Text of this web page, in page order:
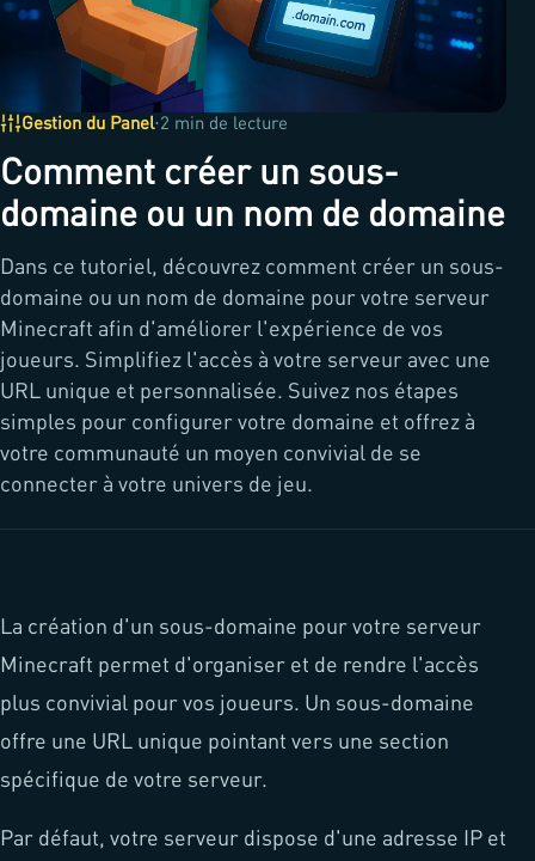
Gestion du Panel·2 min de lecture
Comment créer un sous-
domaine ou un nom de domaine
Dans ce tutoriel, découvrez comment créer un sous-
domaine ou un nom de domaine pour votre serveur
Minecraft afin d'améliorer l'expérience de vos
joueurs. Simplifiez l'accès à votre serveur avec une
URL unique et personnalisée. Suivez nos étapes
simples pour configurer votre domaine et offrez à
votre communauté un moyen convivial de se
connecter à votre univers de jeu.
La création d'un sous-domaine pour votre serveur
Minecraft permet d'organiser et de rendre l'accès
plus convivial pour vos joueurs. Un sous-domaine
offre une URL unique pointant vers une section
spécifique de votre serveur.
Par défaut, votre serveur dispose d'une adresse IP et